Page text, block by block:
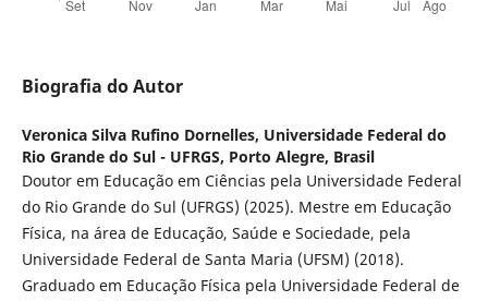
Biografia do Autor
Veronica Silva Rufino Dornelles, Universidade Federal do
Rio Grande do Sul - UFRGS, Porto Alegre, Brasil
Doutor em Educação em Ciências pela Universidade Federal
do Rio Grande do Sul (UFRGS) (2025). Mestre em Educação
Física, na área de Educação, Saúde e Sociedade, pela
Universidade Federal de Santa Maria (UFSM) (2018).
Graduado em Educação Física pela Universidade Federal de